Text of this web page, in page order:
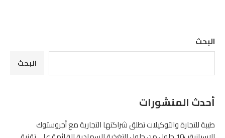
البحث
البحث
أحدث المنشورات
طيبة للتجارة والتوكيلات تطلق شراكتها التجارية مع أجروستوك